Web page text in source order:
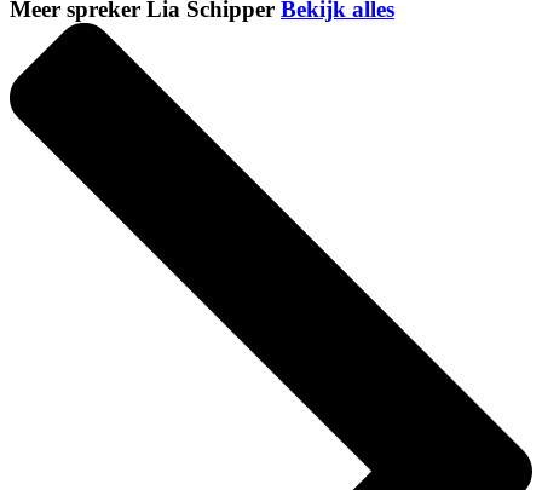
Meer spreker Lia Schipper Bekijk alles